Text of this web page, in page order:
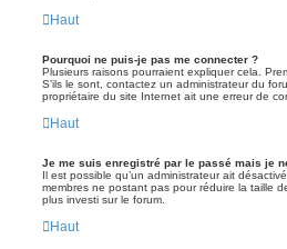
Haut
Pourquoi ne puis-je pas me connecter ?
Plusieurs raisons pourraient expliquer cela.
S’ils le sont, contactez un administrateur du
propriétaire du site Internet ait une erreur de
Haut
Je me suis enregistré par le passé mais je
Il est possible qu’un administrateur ait
membres ne postant pas pour réduire la taille
plus investi sur le forum.
Haut